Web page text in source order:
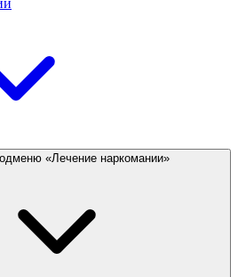
«Лечение наркомании»